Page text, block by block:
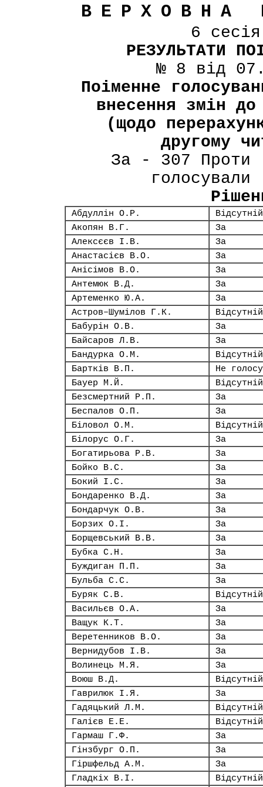
ВЕРХОВНА
6
РЕЗУЛЬТАТИ
№ 8 від
Поіменне
внесення змін
(щодо
другому
За - 307 Проти
Абдуллін О.Р.
Відсутній
Акопян В.Г.
За
Алексєєв І.В.
За
Анастасієв В.О.
За
Анісімов В.О.
За
Антемюк В.Д.
За
Артеменко Ю.А.
За
Астров–Шумілов Г.К.
Відсутній
Бабурін О.В.
За
Байсаров Л.В.
За
Бандурка О.М.
Відсутній
Бартків В.П.
Не
Бауер М.Й.
Відсутній
Безсмертний Р.П.
За
Беспалов О.П.
За
Біловол О.М.
Відсутній
Білорус О.Г.
За
Богатирьова Р.В.
За
Бойко В.С.
За
Бокий І.С.
За
Бондаренко В.Д.
За
Бондарчук О.В.
За
Борзих О.І.
За
Борщевський В.В.
За
Бубка С.Н.
За
Буждиган П.П.
За
Бульба С.С.
За
Буряк С.В.
Відсутній
Васильєв О.А.
За
Ващук К.Т.
За
Веретенников В.О.
За
Вернидубов І.В.
За
Волинець М.Я.
За
Воюш В.Д.
Відсутній
Гаврилюк І.Я.
За
Гадяцький Л.М.
Відсутній
Галієв Е.Е.
Відсутній
Гармаш Г.Ф.
За
Гінзбург О.П.
За
Гіршфельд А.М.
За
Гладкіх В.І.
Відсутній